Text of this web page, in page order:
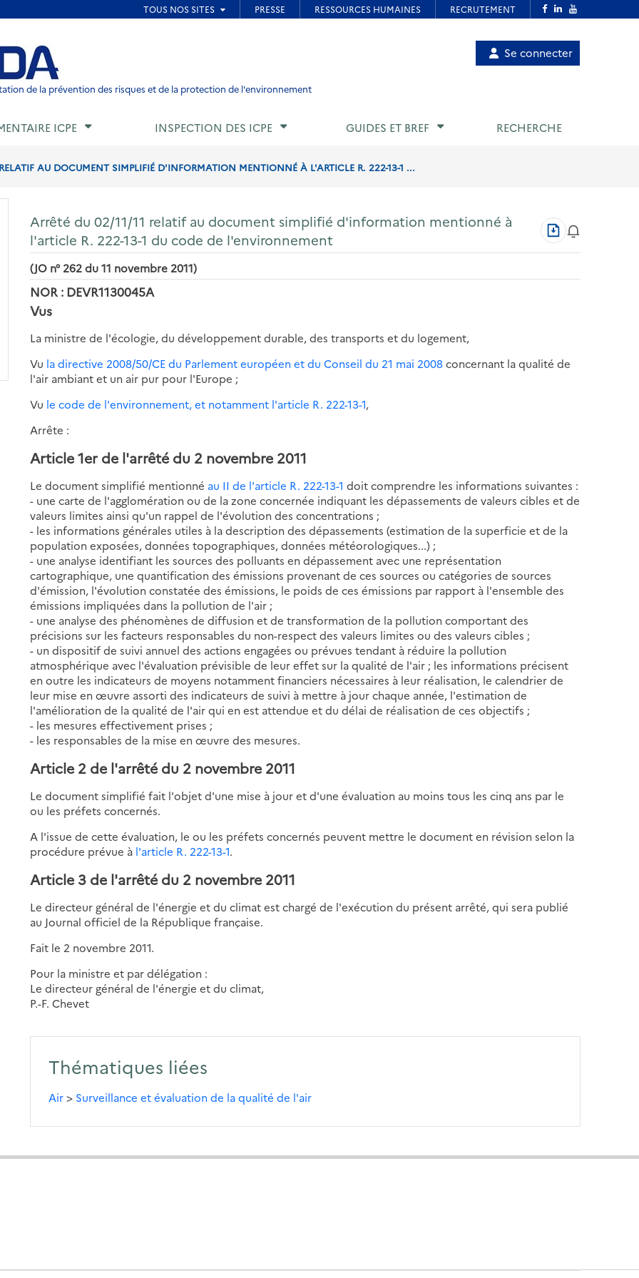
de page
de la prévention des risques et de la protection de l'environnement
Menu
utilisateur
Se connecter
ICPE INSPECTION DES ICPE GUIDES ET BREF RECHERCHE
AU DOCUMENT SIMPLIFIÉ D'INFORMATION MENTIONNÉ À L'ARTICLE R. 222-13-1 ...
Arrêté du 02/11/11 relatif au document simplifié d'information mentionné à
l'article R. 222-13-1 du code de l'environnement
Télécharger
au
format
(JO n° 262 du 11 novembre 2011)
NOR : DEVR1130045A
Vus
La ministre de l'écologie, du développement durable, des transports et du logement,
Vu la directive 2008/50/CE du Parlement européen et du Conseil du 21 mai 2008concernant la qualité de
l'air ambiant et un air pur pour l'Europe ;
Vu le code de l'environnement, et notamment l'article R. 222-13-1,
Arrête :
Article 1er de l'arrêté du 2 novembre 2011
Le document simplifié mentionné au II de l'article R. 222-13-1 doit comprendre les informations suivantes :
- une carte de l'agglomération ou de la zone concernée indiquant les dépassements de valeurs cibles et de
valeurs limites ainsi qu'un rappel de l'évolution des concentrations ;
- les informations générales utiles à la description des dépassements (estimation de la superficie et de la
population exposées, données topographiques, données météorologiques...) ;
- une analyse identifiant les sources des polluants en dépassement avec une représentation
cartographique, une quantification des émissions provenant de ces sources ou catégories de sources
d'émission, l'évolution constatée des émissions, le poids de ces émissions par rapport à l'ensemble des
émissions impliquées dans la pollution de l'air ;
- une analyse des phénomènes de diffusion et de transformation de la pollution comportant des
précisions sur les facteurs responsables du non-respect des valeurs limites ou des valeurs cibles ;
- un dispositif de suivi annuel des actions engagées ou prévues tendant à réduire la pollution
atmosphérique avec l'évaluation prévisible de leur effet sur la qualité de l'air ; les informations précisent
en outre les indicateurs de moyens notamment financiers nécessaires à leur réalisation, le calendrier de
leur mise en œuvre assorti des indicateurs de suivi à mettre à jour chaque année, l'estimation de
l'amélioration de la qualité de l'air qui en est attendue et du délai de réalisation de ces objectifs ;
- les mesures effectivement prises ;
- les responsables de la mise en œuvre des mesures.
Article 2 de l'arrêté du 2 novembre 2011
Le document simplifié fait l'objet d'une mise à jour et d'une évaluation au moins tous les cinq ans par le
ou les préfets concernés.
A l'issue de cette évaluation, le ou les préfets concernés peuvent mettre le document en révision selon la
procédure prévue à l'article R. 222-13-1.
Article 3 de l'arrêté du 2 novembre 2011
Le directeur général de l'énergie et du climat est chargé de l'exécution du présent arrêté, qui sera publié
au Journal officiel de la République française.
Fait le 2 novembre 2011.
Pour la ministre et par délégation :
Le directeur général de l'énergie et du climat,
P.-F. Chevet
Thématiques liées
Air> Surveillance et évaluation de la qualité de l'air